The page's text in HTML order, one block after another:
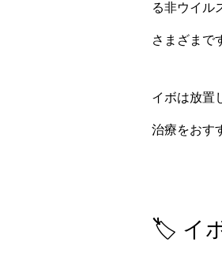
る非ウイル
さまざまで
イボは放置
治療をおす
🏷️ イ